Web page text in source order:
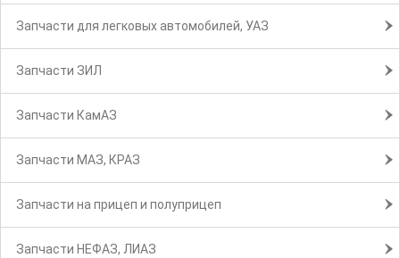
Запчасти для легковых автомобилей, УАЗ
Запчасти ЗИЛ
Запчасти КамАЗ
Запчасти МАЗ, КРАЗ
Запчасти на прицеп и полуприцеп
Запчасти НЕФАЗ, ЛИАЗ